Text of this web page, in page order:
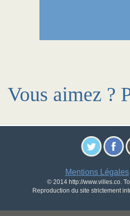
Vous aimez ?
Mentions Légales
© 2014 http://www.villes.co.
Reproduction du site strictement